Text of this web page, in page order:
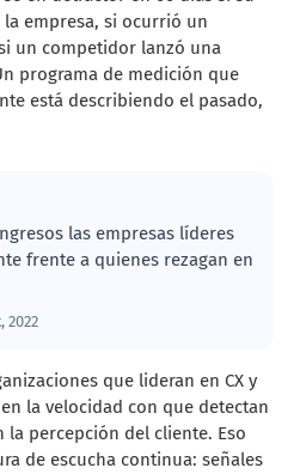
empresa, si ocurrió un
un competidor lanzó una
programa de medición que
está describiendo el pasado,
las empresas líderes
frente a quienes rezagan en
2022
que lideran en CX y
la velocidad con que detectan
la percepción del cliente. Eso
de escucha continua: señales